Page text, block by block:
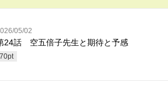
05/02
24話 空五倍子先生と期待と予感
70pt